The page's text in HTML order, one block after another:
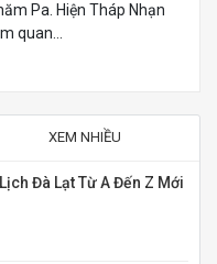
Pa. Hiện Tháp Nhạn
quan...
XEM NHIỀU
Đà Lạt Từ A Đến Z Mới